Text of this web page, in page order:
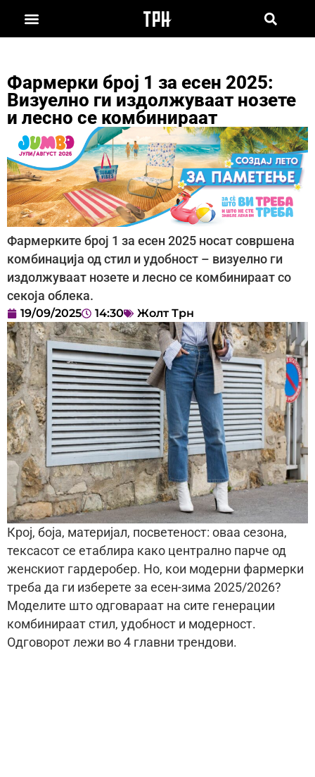
Фармерки број 1 за есен 2025:
Визуелно ги издолжуваат нозете
и лесно се комбинираат
Фармерките број 1 за есен 2025 носат совршена
комбинација од стил и удобност – визуелно ги
издолжуваат нозете и лесно се комбинираат со
секоја облека.
19/09/2025 14:30 Жолт Трн
Крој, боја, материјал, посветеност: оваа сезона,
тексасот се етаблира како централно парче од
женскиот гардеробер. Но, кои модерни фармерки
треба да ги изберете за есен-зима 2025/2026?
Моделите што одговараат на сите генерации
комбинираат стил, удобност и модерност.
Одговорот лежи во 4 главни трендови.